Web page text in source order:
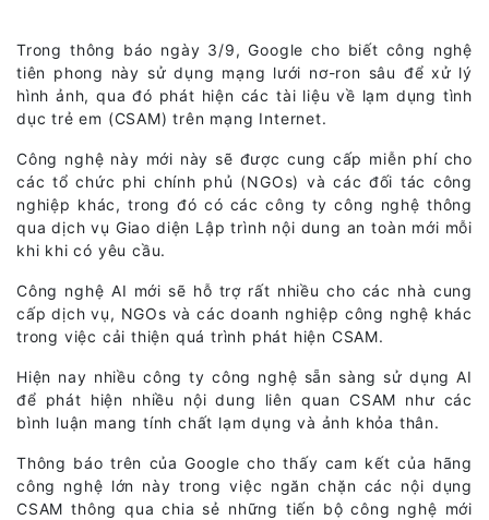
Trong thông báo ngày 3/9, Google cho biết công nghệ
tiên phong này sử dụng mạng lưới nơ-ron sâu để xử lý
hình ảnh, qua đó phát hiện các tài liệu về lạm dụng tình
dục trẻ em (CSAM) trên mạng Internet.
Công nghệ này mới này sẽ được cung cấp miễn phí cho
các tổ chức phi chính phủ (NGOs) và các đối tác công
nghiệp khác, trong đó có các công ty công nghệ thông
qua dịch vụ Giao diện Lập trình nội dung an toàn mới mỗi
khi khi có yêu cầu.
Công nghệ AI mới sẽ hỗ trợ rất nhiều cho các nhà cung
cấp dịch vụ, NGOs và các doanh nghiệp công nghệ khác
trong việc cải thiện quá trình phát hiện CSAM.
Hiện nay nhiều công ty công nghệ sẵn sàng sử dụng AI
để phát hiện nhiều nội dung liên quan CSAM như các
bình luận mang tính chất lạm dụng và ảnh khỏa thân.
Thông báo trên của Google cho thấy cam kết của hãng
công nghệ lớn này trong việc ngăn chặn các nội dụng
CSAM thông qua chia sẻ những tiến bộ công nghệ mới